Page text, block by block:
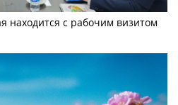
находится с рабочим визитом